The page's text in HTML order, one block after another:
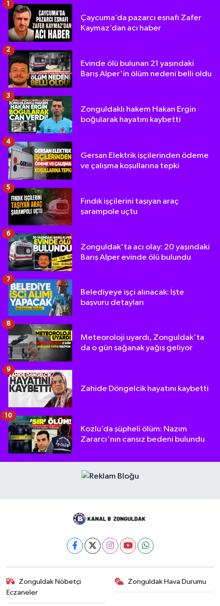
Çaycuma’da pazarcı esnafı Zafer
Kaymaz’dan acı haber
1
Evinde ölü bulunan 21 yaşındaki
Barış Alper'in ölüm nedeni belli oldu
2
Zonguldaklı hakem Hakan Ergin
boğularak hayatını kaybetti
3
Gersan Elektrik işçilerinden ödeme
ve çalışma koşullarına tepki
4
Fındık işçilerini taşıyan araç
şarampole uçtu
5
Zonguldak'ta acı olay: 20 yaşındaki
Barış Alper evinde ölü bulundu
6
Belediyeye işçi alınacak: İşte
başvuru detayları
7
Meteoroloji uyardı, Zonguldak'ta
da o gün sağanak yağış geliyor
8
Zahide Döngelcik hayatını kaybetti
9
Kozlu’da şüpheli ölüm: Nazım
Zararcı'nın cansız bedeni bulundu
10
Zonguldak Nöbetçi
Eczaneler
Zonguldak Hava Durumu